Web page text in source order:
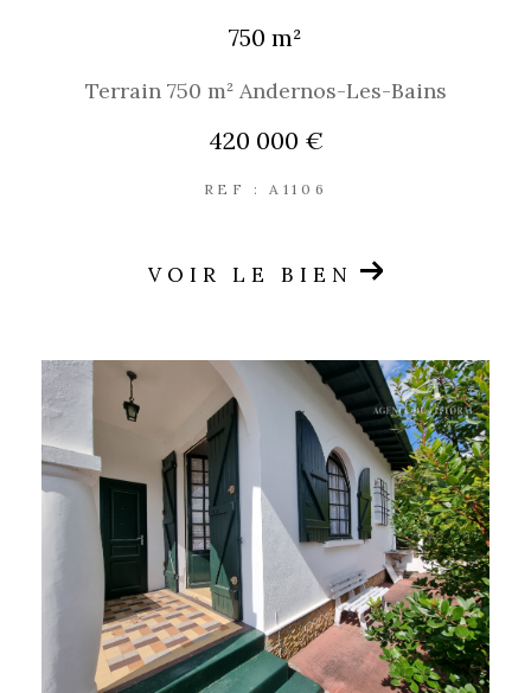
750 m²
Terrain 750 m² Andernos-Les-Bains
420 000 €
REF : A1106
VOIR LE BIEN